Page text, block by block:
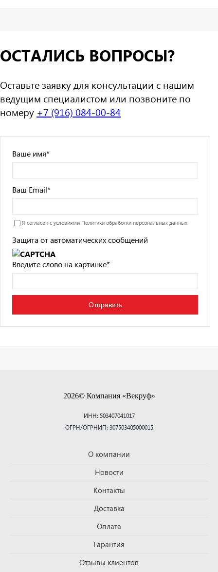
ОСТАЛИСЬ ВОПРОСЫ?
Оставьте заявку для консультации с нашим
ведущим специалистом или позвоните по
номеру +7 (916) 084-00-84
Ваше имя*
Ваш Email*
Я согласен с условиями Политики обработки персональных данных
Защита от автоматических сообщений
Введите слово на картинке*
2026© Компания «Векруф»
ИНН: 503407041017
ОГРН/ОГРНИП: 307503405000015
О компании
Новости
Контакты
Доставка
Оплата
Гарантия
Отзывы клиентов